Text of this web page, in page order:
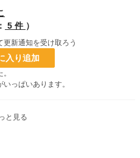
5 件 ）
更新通知を受け取ろう
入り追加
っぱいあります。